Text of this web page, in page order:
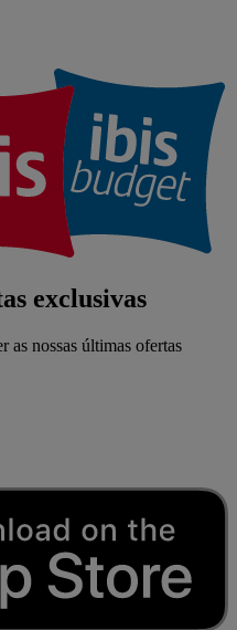
exclusivas
as nossas últimas ofertas